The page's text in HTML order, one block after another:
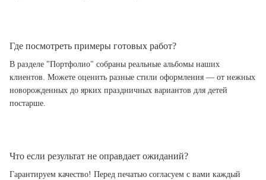
Где посмотреть примеры готовых работ?
В разделе "Портфолио" собраны реальные альбомы наших
клиентов. Можете оценить разные стили оформления — от нежных
новорожденных до ярких праздничных вариантов для детей
постарше.
Что если результат не оправдает ожиданий?
Гарантируем качество! Перед печатью согласуем с вами каждый